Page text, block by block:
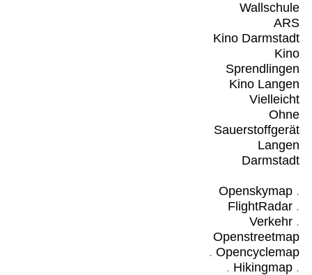
Wallschule
ARS
Kino Darmstadt
Kino
Sprendlingen
Kino Langen
Vielleicht
Ohne
Sauerstoffgerät
Langen
Darmstadt
Openskymap.
FlightRadar.
Verkehr.
Openstreetmap
. Opencyclemap
. Hikingmap.